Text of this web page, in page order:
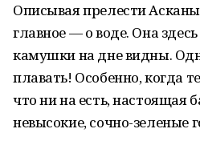
Описывая прелести
главное — о воде. Она
камушки на дне видны.
плавать! Особенно, когда
что ни на есть, настоящая
невысокие, сочно-зеленые